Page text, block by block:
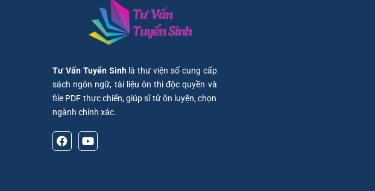
Tư Vấn Tuyển Sinhlà thư viện số cung cấp
sách ngôn ngữ, tài liệu ôn thi độc quyền và
file PDF thực chiến, giúp sĩ tử ôn luyện, chọn
ngành chính xác.